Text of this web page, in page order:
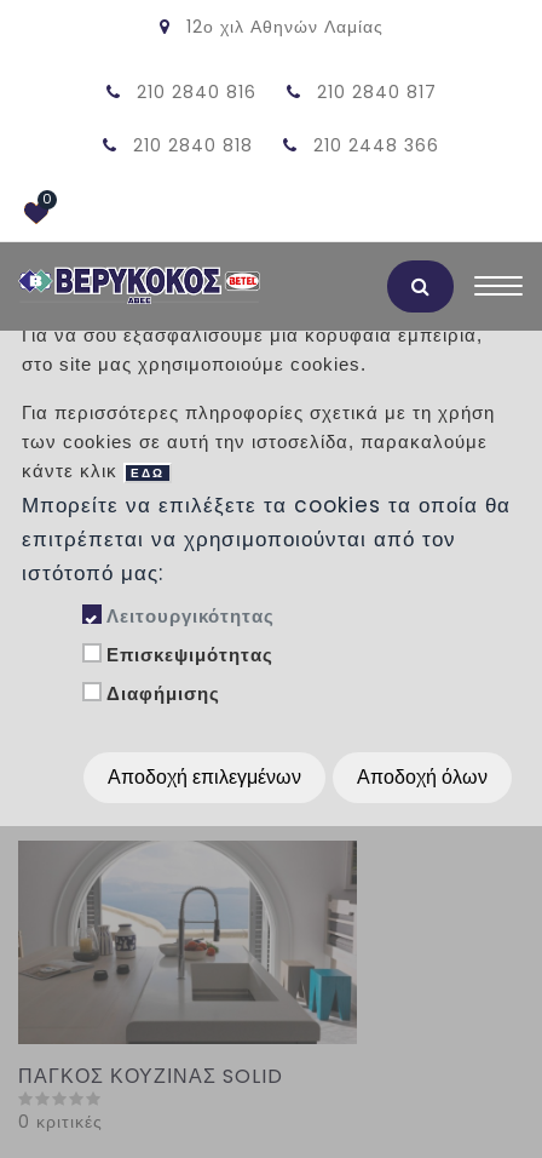
12ο χιλ Αθηνών Λαμίας
210 2840 816 210 2840 817
210 2840 818 210 2448 366
0
/ Προϊόντα /
ΚΟΥΖΙΝΑ
Κατηγορίες
Ταξινόμηση :
ΠΑΓΚΟΣ ΚΟΥΖΙΝΑΣ SOLID
0 κριτικές
Αποδοχή Cookies
Για να σου εξασφαλίσουμε μια κορυφαία εμπειρία,
στο site μας χρησιμοποιούμε cookies.
Για περισσότερες πληροφορίες σχετικά με τη χρήση
των cookies σε αυτή την ιστοσελίδα, παρακαλούμε
κάντε κλικ
ΕΔΩ
Μπορείτε να επιλέξετε τα cookies τα οποία θα
επιτρέπεται να χρησιμοποιούνται από τον
ιστότοπό μας:
Λειτουργικότητας
Επισκεψιμότητας
Διαφήμισης
Αποδοχή επιλεγμένων Αποδοχή όλων